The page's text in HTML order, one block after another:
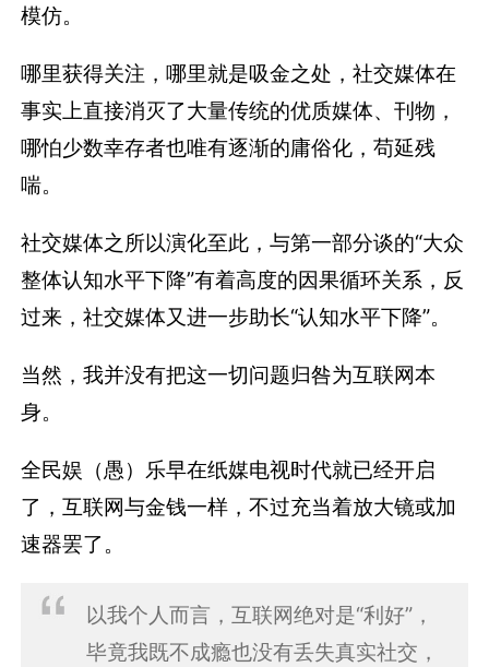
模仿。
哪里获得关注，哪里就是吸金之处，社交媒体在
事实上直接消灭了大量传统的优质媒体、刊物，
哪怕少数幸存者也唯有逐渐的庸俗化，苟延残
喘。
社交媒体之所以演化至此，与第一部分谈的“大众
整体认知水平下降”有着高度的因果循环关系，反
过来，社交媒体又进一步助长“认知水平下降”。
当然，我并没有把这一切问题归咎为互联网本
身。
全民娱（愚）乐早在纸媒电视时代就已经开启
了，互联网与金钱一样，不过充当着放大镜或加
速器罢了。
以我个人而言，互联网绝对是“利好”，
毕竟我既不成瘾也没有丢失真实社交，